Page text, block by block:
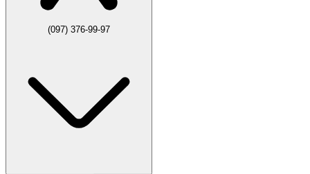
(097) 376-99-97